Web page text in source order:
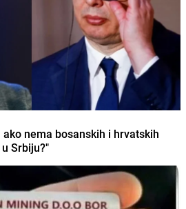
ako nema bosanskih i hrvatskih
Srbiju?"